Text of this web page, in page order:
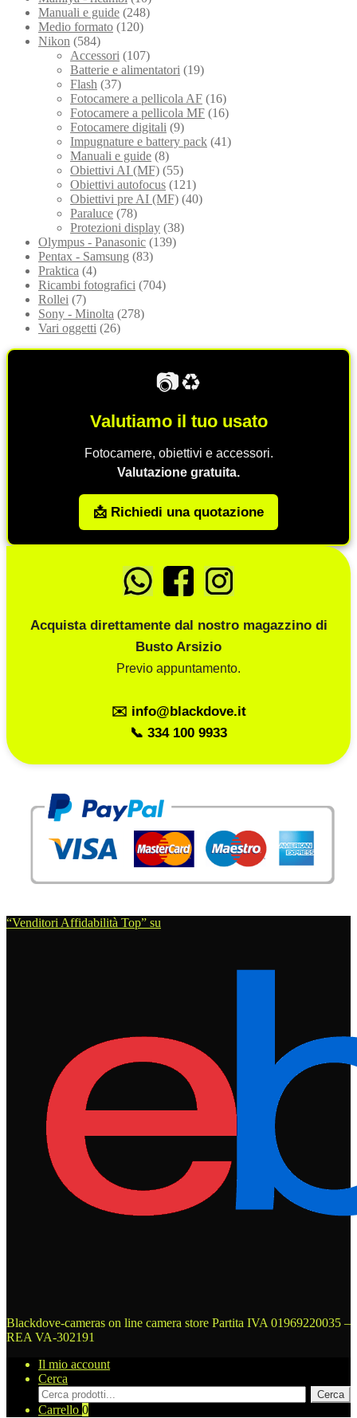
Manuali e guide (248)
Medio formato (120)
Nikon (584)
Accessori (107)
Batterie e alimentatori (19)
Flash (37)
Fotocamere a pellicola AF (16)
Fotocamere a pellicola MF (16)
Fotocamere digitali (9)
Impugnature e battery pack (41)
Manuali e guide (8)
Obiettivi AI (MF) (55)
Obiettivi autofocus (121)
Obiettivi pre AI (MF) (40)
Paraluce (78)
Protezioni display (38)
Olympus - Panasonic (139)
Pentax - Samsung (83)
Praktica (4)
Ricambi fotografici (704)
Rollei (7)
Sony - Minolta (278)
Vari oggetti (26)
📷♻️
Valutiamo il tuo usato
Fotocamere, obiettivi e accessori.
Valutazione gratuita.
📩 Richiedi una quotazione
Acquista direttamente dal nostro magazzino di
Busto Arsizio
Previo appuntamento.
✉️ info@blackdove.it
📞 334 100 9933
“Venditori Affidabilità Top” su
Blackdove-cameras on line camera store Partita IVA 01969220035 –
REA VA-302191
Il mio account
Cerca
Cerca
prodotti
Cerca
Carrello 0